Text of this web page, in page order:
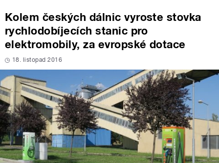
Kolem českých dálnic vyroste stovka
rychlodobíjecích stanic pro
elektromobily, za evropské dotace
18. listopad 2016